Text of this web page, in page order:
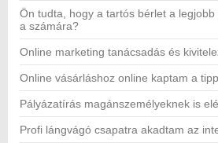
Ön tudta, hogy a tartós bérlet a
a számára?
Online marketing tanácsadás és
Online vásárláshoz online kaptam a
Pályázatírás magánszemélyeknek is
Profi lángvágó csapatra akadtam az